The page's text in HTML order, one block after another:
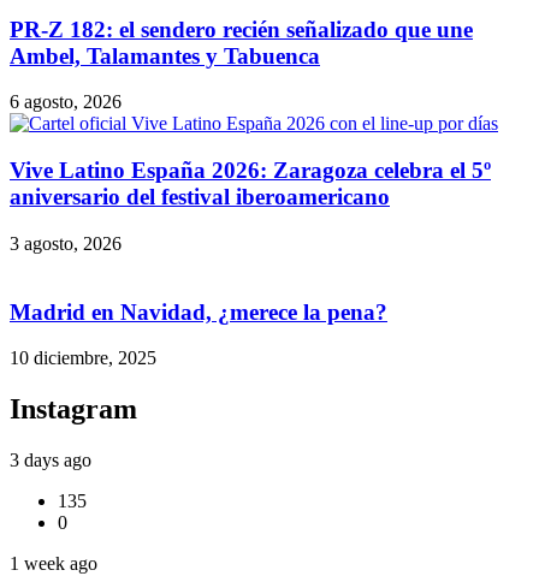
PR-Z 182: el sendero recién señalizado que une
Ambel, Talamantes y Tabuenca
6 agosto, 2026
Vive Latino España 2026: Zaragoza celebra el 5º
aniversario del festival iberoamericano
3 agosto, 2026
Madrid en Navidad, ¿merece la pena?
10 diciembre, 2025
Instagram
3 days ago
135
0
1 week ago